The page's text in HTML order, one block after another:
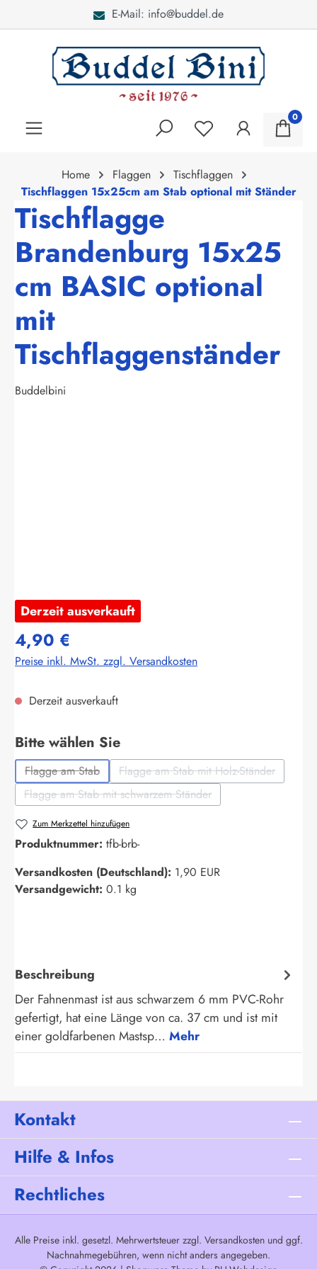
E-Mail: info@buddel.de
0
Home Flaggen
Tischflaggen
Tischflaggen 15x25cm am Stab optional mit Ständer
Tischflagge
Brandenburg 15x25
cm BASIC optional
mit
Tischflaggenständer
Buddelbini
Derzeit ausverkauft
4,90 €
Preise inkl. MwSt. zzgl. Versandkosten
Derzeit ausverkauft
Bitte wählen Sieauswählen
Flagge am Stab
(Diese Option ist zurzeit nicht verfügbar.)
Flagge am Stab mit Holz-Ständer
(Diese Option ist zurzeit
Flagge am Stab mit schwarzem Ständer
(Diese Option ist zurzeit nicht verfügbar.)
Zum Merkzettel hinzufügen
Produktnummer: tfb-brb-
Versandkosten (Deutschland): 1,90 EUR
Versandgewicht: 0.1 kg
Beschreibung
Der Fahnenmast ist aus schwarzem 6 mm PVC-Rohr
gefertigt, hat eine Länge von ca. 37 cm und ist mit
einer goldfarbenen Mastsp… Mehr
Kontakt
Hilfe & Infos
Rechtliches
Alle Preise inkl. gesetzl. Mehrwertsteuer zzgl. Versandkostenund ggf.
Nachnahmegebühren, wenn nicht anders angegeben.